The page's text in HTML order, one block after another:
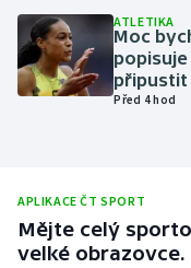
Moderní pětiboj
Motorsport
Parasport
Plavání
ATLETIKA
Moc
popisuje
připustit
Před 4 hod
APLIKACE ČT SPORT
Mějte celý
velké obrazovce.